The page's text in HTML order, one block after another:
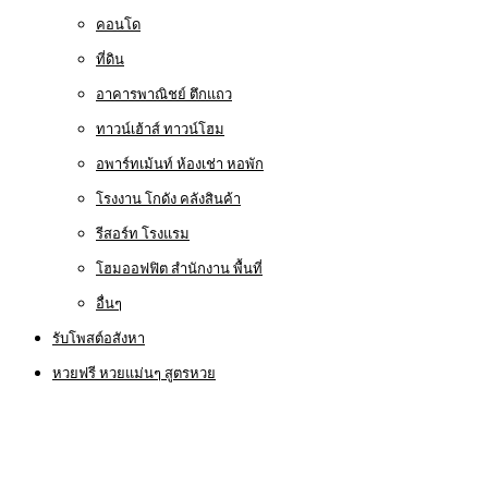
คอนโด
ที่ดิน
อาคารพาณิชย์ ตึกแถว
ทาวน์เฮ้าส์ ทาวน์โฮม
อพาร์ทเม้นท์ ห้องเช่า หอพัก
โรงงาน โกดัง คลังสินค้า
รีสอร์ท โรงแรม
โฮมออฟฟิต สำนักงาน พื้นที่
อื่นๆ
รับโพสต์อสังหา
หวยฟรี หวยแม่นๆ สูตรหวย